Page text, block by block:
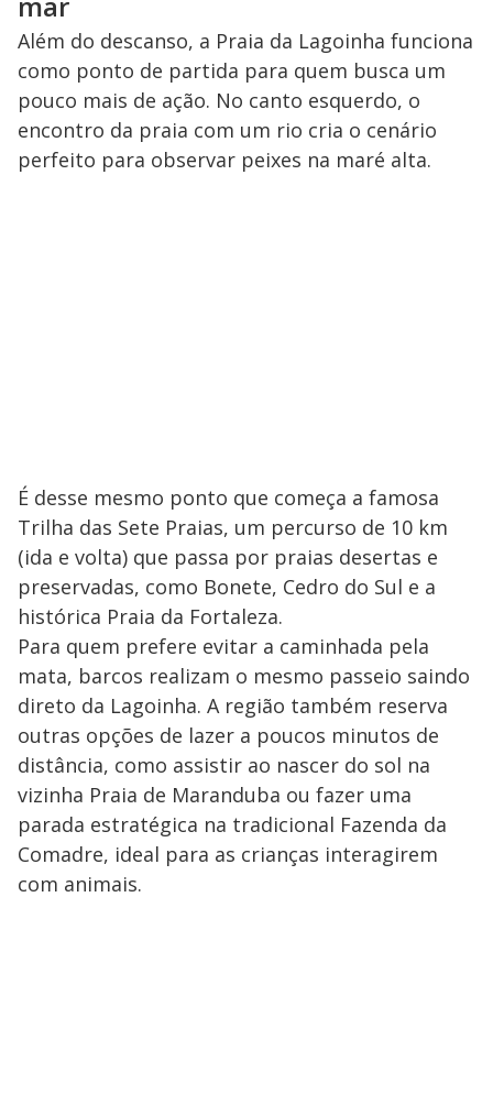
Além do descanso, a Praia da Lagoinha funciona
como ponto de partida para quem busca um
pouco mais de ação. No canto esquerdo, o
encontro da praia com um rio cria o cenário
perfeito para observar peixes na maré alta.
É desse mesmo ponto que começa a famosa
Trilha das Sete Praias, um percurso de 10 km
(ida e volta) que passa por praias desertas e
preservadas, como Bonete, Cedro do Sul e a
histórica Praia da Fortaleza.
Para quem prefere evitar a caminhada pela
mata, barcos realizam o mesmo passeio saindo
direto da Lagoinha. A região também reserva
outras opções de lazer a poucos minutos de
distância, como assistir ao nascer do sol na
vizinha Praia de Maranduba ou fazer uma
parada estratégica na tradicional Fazenda da
Comadre, ideal para as crianças interagirem
com animais.